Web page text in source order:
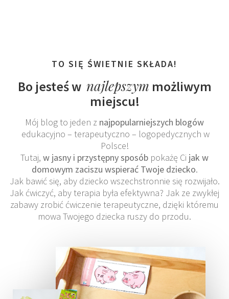
TO SIĘ ŚWIETNIE SKŁADA!
Bo jesteś w najlepszym możliwym
miejscu!
Mój blog to jeden z najpopularniejszych blogów
edukacyjno – terapeutyczno – logopedycznych w
Polsce!
Tutaj, w jasny i przystępny sposób pokażę Ci jak w
domowym zaciszu wspierać Twoje dziecko.
Jak bawić się, aby dziecko wszechstronnie się rozwijało.
Jak ćwiczyć, aby terapia była efektywna? Jak ze zwykłej
zabawy zrobić ćwiczenie terapeutyczne, dzięki któremu
mowa Twojego dziecka ruszy do przodu.